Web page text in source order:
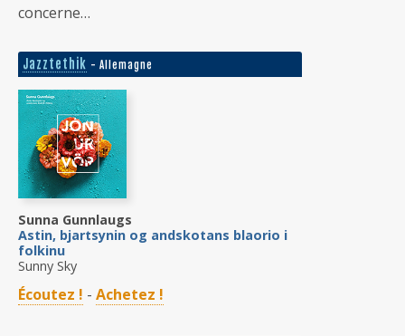
concerne…
Jazztethik - Allemagne
Sunna Gunnlaugs
Astin, bjartsynin og andskotans blaorio i
folkinu
Sunny Sky
Écoutez ! - Achetez !